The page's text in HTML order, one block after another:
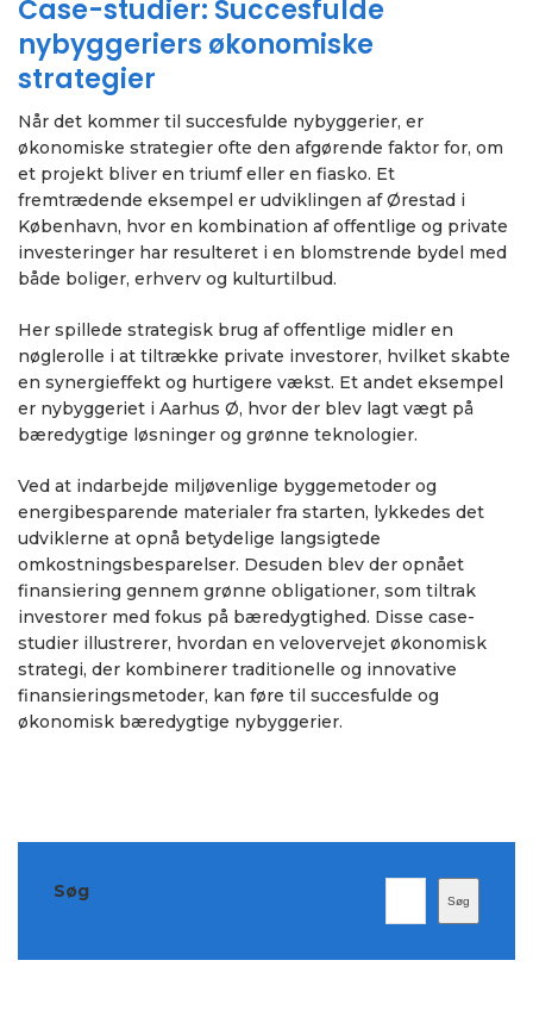
Case-studier: Succesfulde
nybyggeriers økonomiske
strategier
Når det kommer til succesfulde nybyggerier, er
økonomiske strategier ofte den afgørende faktor for, om
et projekt bliver en triumf eller en fiasko. Et
fremtrædende eksempel er udviklingen af Ørestad i
København, hvor en kombination af offentlige og private
investeringer har resulteret i en blomstrende bydel med
både boliger, erhverv og kulturtilbud.
Her spillede strategisk brug af offentlige midler en
nøglerolle i at tiltrække private investorer, hvilket skabte
en synergieffekt og hurtigere vækst. Et andet eksempel
er nybyggeriet i Aarhus Ø, hvor der blev lagt vægt på
bæredygtige løsninger og grønne teknologier.
Ved at indarbejde miljøvenlige byggemetoder og
energibesparende materialer fra starten, lykkedes det
udviklerne at opnå betydelige langsigtede
omkostningsbesparelser. Desuden blev der opnået
finansiering gennem grønne obligationer, som tiltrak
investorer med fokus på bæredygtighed. Disse case-
studier illustrerer, hvordan en velovervejet økonomisk
strategi, der kombinerer traditionelle og innovative
finansieringsmetoder, kan føre til succesfulde og
økonomisk bæredygtige nybyggerier.
Søg Søg